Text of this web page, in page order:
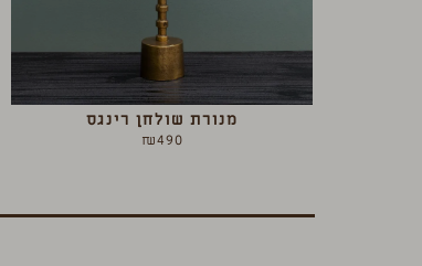
מנורת שולחן רינגס
₪490